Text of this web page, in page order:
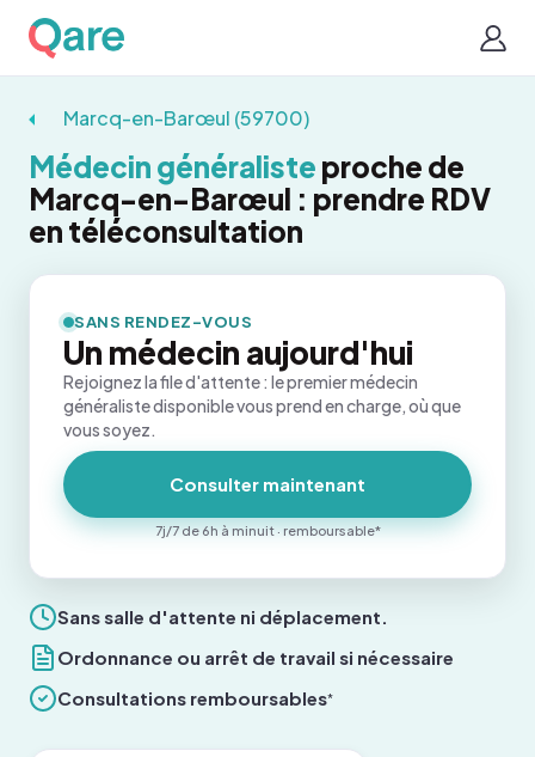
Marcq-en-Barœul (59700)
Médecin généraliste proche de
Marcq-en-Barœul : prendre RDV
en téléconsultation
Sans salle d'attente ni déplacement.
Ordonnance ou arrêt de travail si nécessaire
Consultations remboursables*
SANS RENDEZ-VOUS
Un médecin aujourd'hui
Rejoignez la file d'attente : le premier médecin
généraliste disponible vous prend en charge, où que
vous soyez.
Consulter maintenant
7j/7 de 6h à minuit · remboursable*